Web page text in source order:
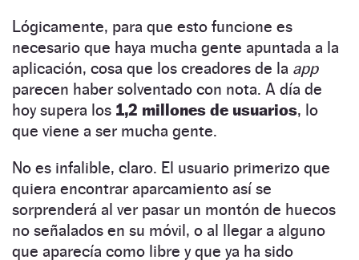
Lógicamente, para que esto funcione es
necesario que haya mucha gente apuntada a la
aplicación, cosa que los creadores de la app
parecen haber solventado con nota. A día de
hoy supera los 1,2 millones de usuarios, lo
que viene a ser mucha gente.
No es infalible, claro. El usuario primerizo que
quiera encontrar aparcamiento así se
sorprenderá al ver pasar un montón de huecos
no señalados en su móvil, o al llegar a alguno
que aparecía como libre y que ya ha sido